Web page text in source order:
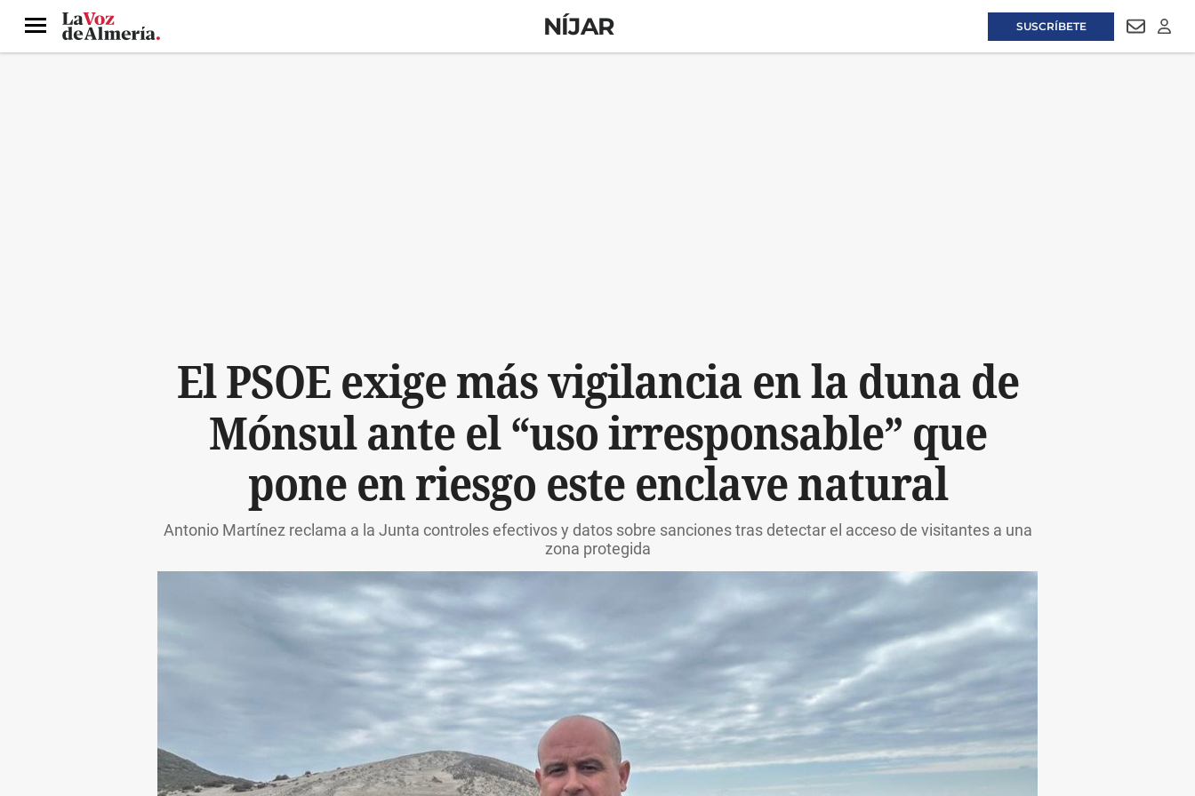
SUSCRÍBETE
Menú NÍJAR
El PSOE exige más vigilancia en la duna de
Mónsul ante el “uso irresponsable” que
pone en riesgo este enclave natural
Antonio Martínez reclama a la Junta controles efectivos y datos sobre sanciones tras detectar el acceso de visitantes a una
zona protegida